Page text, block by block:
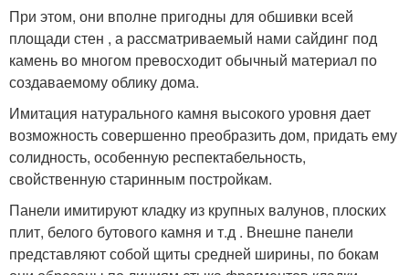
При этом, они вполне пригодны для обшивки всей
площади стен , а рассматриваемый нами сайдинг под
камень во многом превосходит обычный материал по
создаваемому облику дома.
Имитация натурального камня высокого уровня дает
возможность совершенно преобразить дом, придать ему
солидность, особенную респектабельность,
свойственную старинным постройкам.
Панели имитируют кладку из крупных валунов, плоских
плит, белого бутового камня и т.д . Внешне панели
представляют собой щиты средней ширины, по бокам